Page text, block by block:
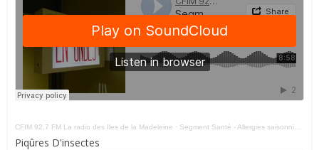
CFIM 92,7 FM La radio des Iles de la Madeleine · Segment Santé - Allergies saisonnières
Piqûres D'insectes